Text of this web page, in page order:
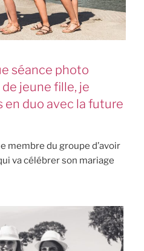
séance photo
jeune fille, je
en duo avec la future
membre du groupe d’avoir
va célébrer son mariage